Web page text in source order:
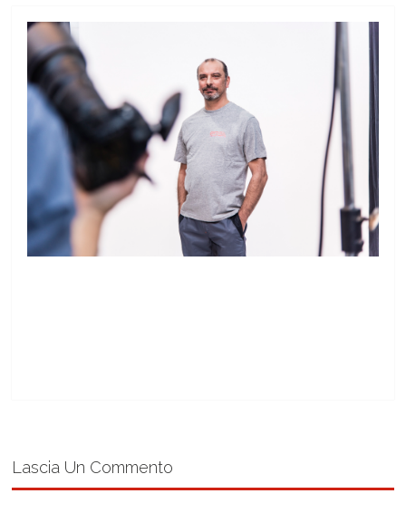
Lascia Un Commento